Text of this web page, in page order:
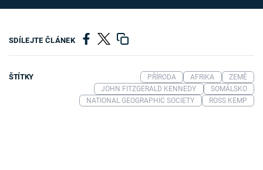
SDÍLEJTE ČLÁNEK
ŠTÍTKY PŘÍRODA AFRIKA
ZEMĚ
JOHN FITZGERALD KENNEDY
SOMÁLSKO
NATIONAL GEOGRAPHIC SOCIETY
ROSS KEMP